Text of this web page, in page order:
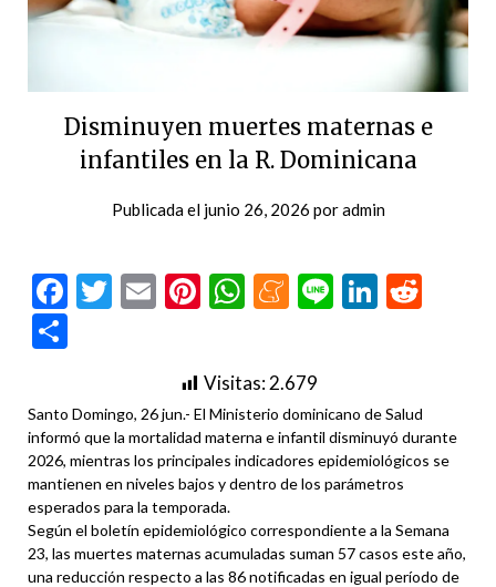
Disminuyen muertes maternas e
infantiles en la R. Dominicana
Publicada el junio 26, 2026 poradmin
Facebook
Twitter
EmailPinterest
WhatsApp
Meneame
Line
Visitas:2.679
Santo Domingo, 26 jun.- El Ministerio dominicano de Salud
informó que la mortalidad materna e infantil disminuyó durante
2026, mientras los principales indicadores epidemiológicos se
mantienen en niveles bajos y dentro de los parámetros
esperados para la temporada.
Según el boletín epidemiológico correspondiente a la Semana
23, las muertes maternas acumuladas suman 57 casos este año,
una reducción respecto a las 86 notificadas en igual período de